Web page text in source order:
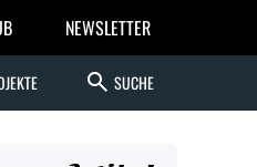
NEWSLETTER
search SUCHE